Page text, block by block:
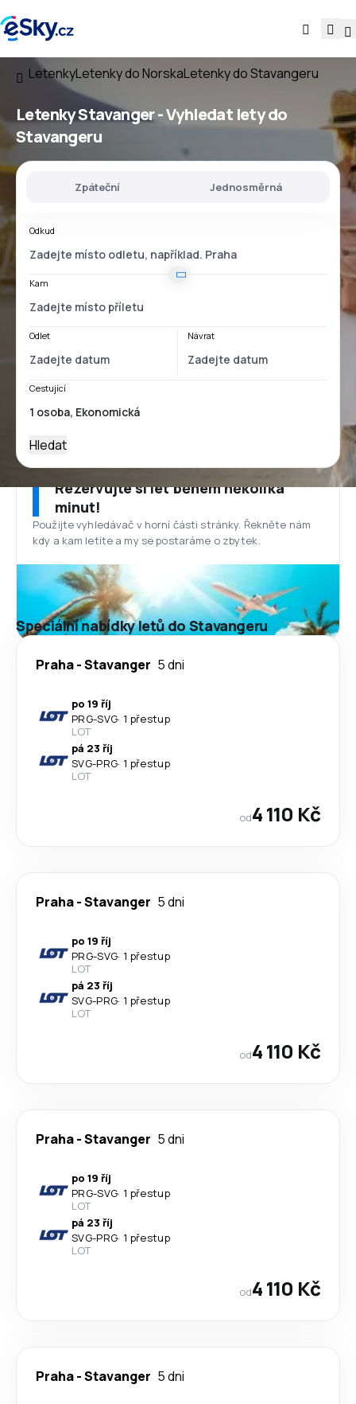
LetenkyLetenky do NorskaLetenky do Stavangeru
Letenky Stavanger - Vyhledat lety do
Stavangeru
Zpáteční Jednosměrná
Odkud
Kam
Odlet Návrat
Cestující
Hledat
Rezervujte si let během několika
minut!
Použijte vyhledávač v horní části stránky. Řekněte nám
kdy a kam letíte a my se postaráme o zbytek.
Speciální nabídky letů do Stavangeru
Praha-Stavanger 5 dni
po 19 říj
PRG-SVG· 1 přestup
LOT
pá 23 říj
SVG-PRG· 1 přestup
LOT
od4 110 Kč
Praha-Stavanger 5 dni
po 19 říj
PRG-SVG· 1 přestup
LOT
pá 23 říj
SVG-PRG· 1 přestup
LOT
od4 110 Kč
Praha-Stavanger 5 dni
po 19 říj
PRG-SVG· 1 přestup
LOT
pá 23 říj
SVG-PRG· 1 přestup
LOT
od4 110 Kč
Praha-Stavanger 5 dni